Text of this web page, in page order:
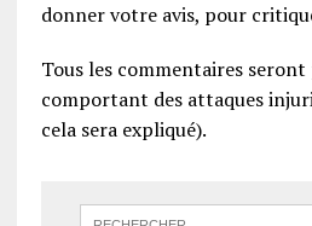
donner votre avis, pour
Tous les commentaires
comportant des attaques
cela sera expliqué).